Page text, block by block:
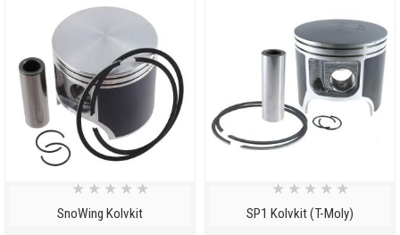
SnoWing Kolvkit
★ ★ ★ ★ ★
SP1 Kolvkit (T-Moly)
★ ★ ★ ★ ★